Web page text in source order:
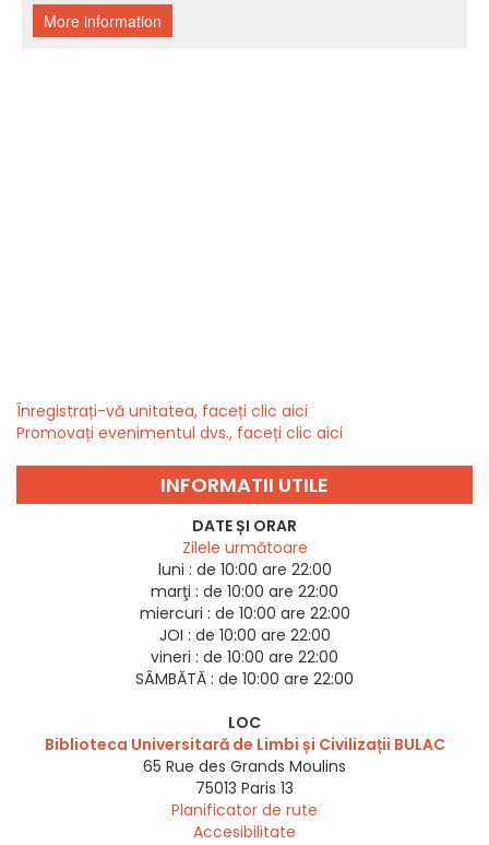
Înregistrați-vă unitatea, faceți clic aici
Promovați evenimentul dvs., faceți clic aici
INFORMATII UTILE
DATE ȘI ORAR
Zilele următoare
luni : de 10:00 are 22:00
marţi : de 10:00 are 22:00
miercuri : de 10:00 are 22:00
JOI : de 10:00 are 22:00
vineri : de 10:00 are 22:00
SÂMBĂTĂ : de 10:00 are 22:00
LOC
Biblioteca Universitară de Limbi și Civilizații BULAC
65 Rue des Grands Moulins
75013 Paris 13
Planificator de rute
Accesibilitate